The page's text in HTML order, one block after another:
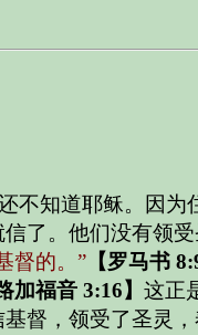
不知道耶稣。因
了。他们没有领
督的。” 【罗马书
加福音 3:16】 这正
督，领受了圣灵